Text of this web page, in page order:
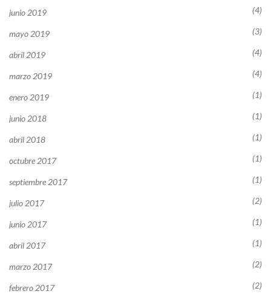
junio 2019 (4)
mayo 2019 (3)
abril 2019 (4)
marzo 2019 (4)
enero 2019 (1)
junio 2018 (1)
abril 2018 (1)
octubre 2017 (1)
septiembre 2017 (1)
julio 2017 (2)
junio 2017 (1)
abril 2017 (1)
marzo 2017 (2)
febrero 2017 (2)